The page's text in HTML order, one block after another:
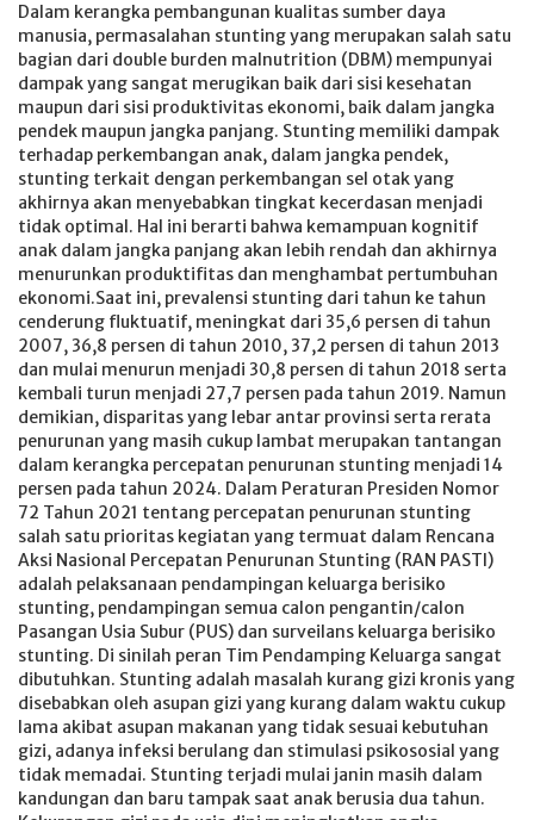
Dalam kerangka pembangunan kualitas sumber daya
manusia, permasalahan stunting yang merupakan salah satu
bagian dari double burden malnutrition (DBM) mempunyai
dampak yang sangat merugikan baik dari sisi kesehatan
maupun dari sisi produktivitas ekonomi, baik dalam jangka
pendek maupun jangka panjang. Stunting memiliki dampak
terhadap perkembangan anak, dalam jangka pendek,
stunting terkait dengan perkembangan sel otak yang
akhirnya akan menyebabkan tingkat kecerdasan menjadi
tidak optimal. Hal ini berarti bahwa kemampuan kognitif
anak dalam jangka panjang akan lebih rendah dan akhirnya
menurunkan produktifitas dan menghambat pertumbuhan
ekonomi.Saat ini, prevalensi stunting dari tahun ke tahun
cenderung fluktuatif, meningkat dari 35,6 persen di tahun
2007, 36,8 persen di tahun 2010, 37,2 persen di tahun 2013
dan mulai menurun menjadi 30,8 persen di tahun 2018 serta
kembali turun menjadi 27,7 persen pada tahun 2019. Namun
demikian, disparitas yang lebar antar provinsi serta rerata
penurunan yang masih cukup lambat merupakan tantangan
dalam kerangka percepatan penurunan stunting menjadi 14
persen pada tahun 2024. Dalam Peraturan Presiden Nomor
72 Tahun 2021 tentang percepatan penurunan stunting
salah satu prioritas kegiatan yang termuat dalam Rencana
Aksi Nasional Percepatan Penurunan Stunting (RAN PASTI)
adalah pelaksanaan pendampingan keluarga berisiko
stunting, pendampingan semua calon pengantin/calon
Pasangan Usia Subur (PUS) dan surveilans keluarga berisiko
stunting. Di sinilah peran Tim Pendamping Keluarga sangat
dibutuhkan. Stunting adalah masalah kurang gizi kronis yang
disebabkan oleh asupan gizi yang kurang dalam waktu cukup
lama akibat asupan makanan yang tidak sesuai kebutuhan
gizi, adanya infeksi berulang dan stimulasi psikososial yang
tidak memadai. Stunting terjadi mulai janin masih dalam
kandungan dan baru tampak saat anak berusia dua tahun.